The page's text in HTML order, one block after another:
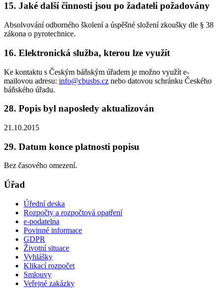
15. Jaké další činnosti jsou po žadateli požadovány
Absolvování odborného školení a úspěšné složení zkoušky dle § 38
zákona o pyrotechnice.
16. Elektronická služba, kterou lze využít
Ke kontaktu s Českým báňským úřadem je možno využít e-
mailovou adresu: info@cbusbs.cz nebo datovou schránku Českého
báňského úřadu.
28. Popis byl naposledy aktualizován
21.10.2015
29. Datum konce platnosti popisu
Bez časového omezení.
Úřad
Úřední deska
Rozpočty a rozpočtová opatření
e-podatelna
Povinné informace
GDPR
Životní situace
Vyhlášky
Klikací rozpočet
Smlouvy
Veřejné zakázky